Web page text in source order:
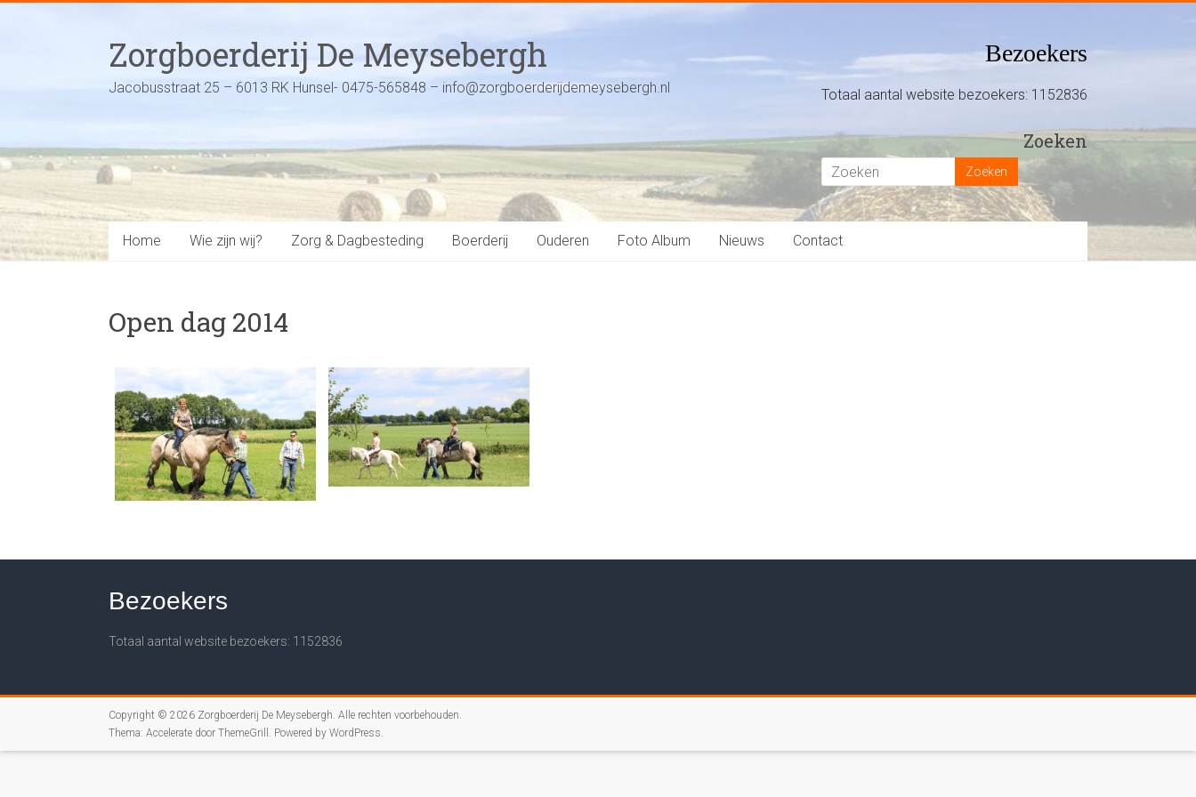
Zorgboerderij De Meysebergh
Jacobusstraat 25 – 6013 RK Hunsel- 0475-565848 – info@zorgboerderijdemeysebergh.nl
Bezoekers
Totaal aantal website bezoekers: 1152836
Zoeken
Home Wie zijn wij? Zorg & Dagbesteding Boerderij Ouderen Foto Album Nieuws Contact
Open dag 2014
Bezoekers
Totaal aantal website bezoekers: 1152836
Copyright © 2026 Zorgboerderij De Meysebergh. Alle rechten voorbehouden.
Thema: Accelerate door ThemeGrill. Powered by WordPress.